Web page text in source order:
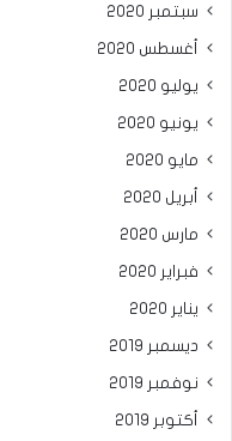
سبتمبر 2020
أغسطس 2020
يوليو 2020
يونيو 2020
مايو 2020
أبريل 2020
مارس 2020
فبراير 2020
يناير 2020
ديسمبر 2019
نوفمبر 2019
أكتوبر 2019